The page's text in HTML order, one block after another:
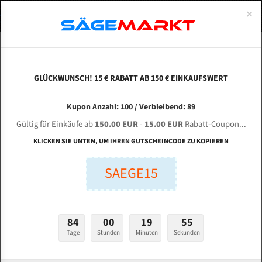
ZHEJIANG WEIYE Sawing Machine GY 4232 / 70
für 4650 mm Bi-Metall Bandsägeblätter
Länge (mm):
Stärken + Zahnteilung:
mm
ABOUTS
ENGLISH
Bi-Metall Meterware
Fleischerei Bandsägeblätter
Bandmesser Glatt Meterware
Konvex Meterware
×
GLÜCKWUNSCH! 15 € RABATT AB 150 € EINKAUFSWERT
Kupon Anzahl: 100 / Verbleibend: 89
Gültig für Einkäufe ab150.00 EUR- 15.00 EURRabatt-Coupon...
KLICKEN SIE UNTEN, UM IHREN GUTSCHEINCODE ZU KOPIEREN
SAEGE15
84
Tage
00
Stunden
19
Minuten
54
Sekunden